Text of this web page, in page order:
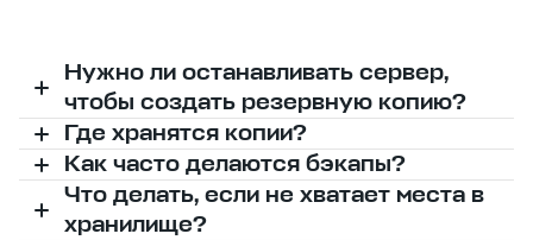
Нужно ли останавливать сервер,
чтобы создать резервную копию?
Где хранятся копии?
Как часто делаются бэкапы?
Что делать, если не хватает места в
хранилище?